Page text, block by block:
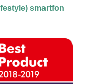
smartfon